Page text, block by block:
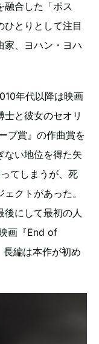
融合した「ポス
ひとりとして注目
家、ヨハン・ヨハ
年代以降は映画
と彼女のセオリ
ブ賞』の作曲賞を
ない地位を得た矢
てしまうが、死
クトがあった。
後にして最初の人
画『End of
編は本作が初め